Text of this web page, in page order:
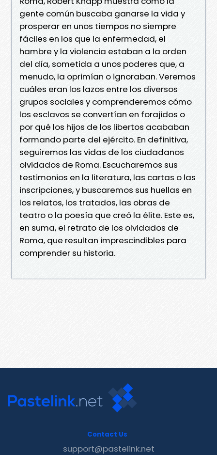
gente común buscaba ganarse la vida y
prosperar en unos tiempos no siempre
fáciles en los que la enfermedad, el
hambre y la violencia estaban a la orden
del día, sometida a unos poderes que, a
menudo, la oprimían o ignoraban. Veremos
cuáles eran los lazos entre los diversos
grupos sociales y comprenderemos cómo
los esclavos se convertían en forajidos o
por qué los hijos de los libertos acababan
formando parte del ejército. En definitiva,
seguiremos las vidas de los ciudadanos
olvidados de Roma. Escucharemos sus
testimonios en la literatura, las cartas o las
inscripciones, y buscaremos sus huellas en
los relatos, los tratados, las obras de
teatro o la poesía que creó la élite. Este es,
en suma, el retrato de los olvidados de
Roma, que resultan imprescindibles para
comprender su historia.
Contact Us
support@pastelink.net